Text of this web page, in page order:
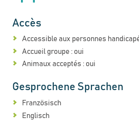
Accès
Accessible aux personnes
Accueil groupe : oui
Animaux acceptés : oui
Gesprochene Sprachen
Französisch
Englisch